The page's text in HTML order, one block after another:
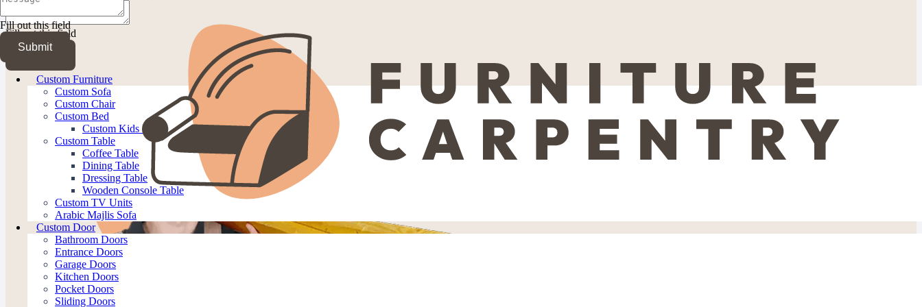
Fill out this field
Submit
Custom Furniture
Custom Sofa
Custom Chair
Custom Bed
Custom Kids Bed
Custom Table
Coffee Table
Dining Table
Dressing Table
Wooden Console Table
Custom TV Units
Arabic Majlis Sofa
Custom Door
Bathroom Doors
Entrance Doors
Garage Doors
Kitchen Doors
Pocket Doors
Sliding Doors
Fill out this field